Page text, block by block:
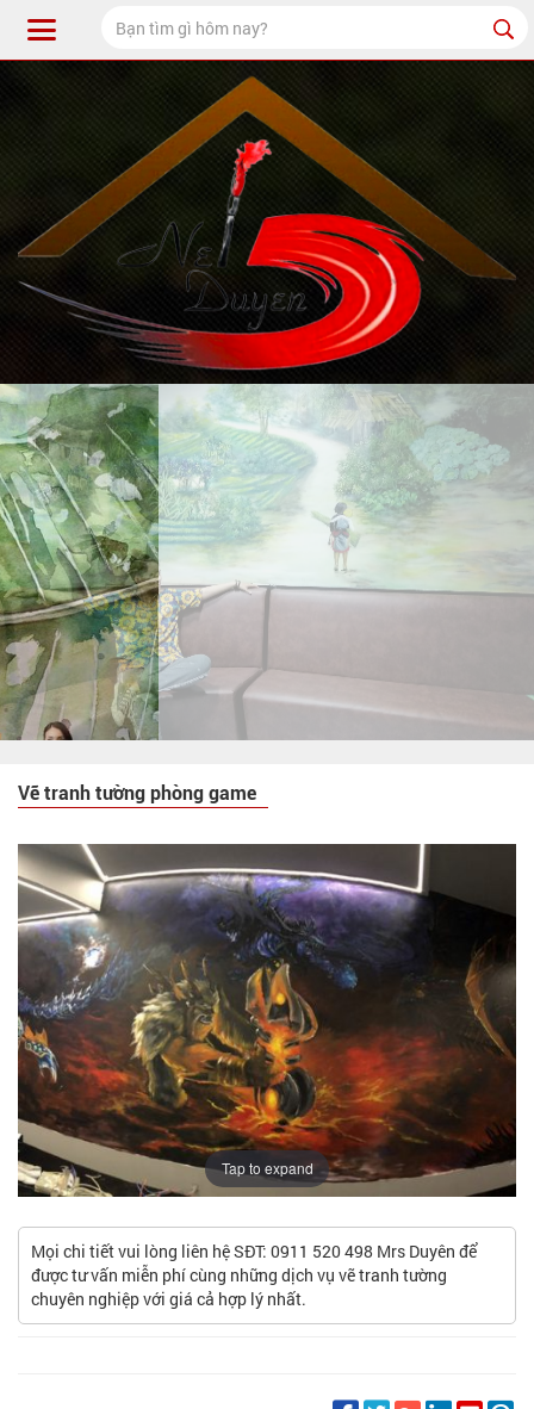
Vẽ tranh tường phòng game
Tap to expand
Mọi chi tiết vui lòng liên hệ SĐT: 0911 520 498 Mrs Duyên để
được tư vấn miễn phí cùng những dịch vụ vẽ tranh tường
chuyên nghiệp với giá cả hợp lý nhất.